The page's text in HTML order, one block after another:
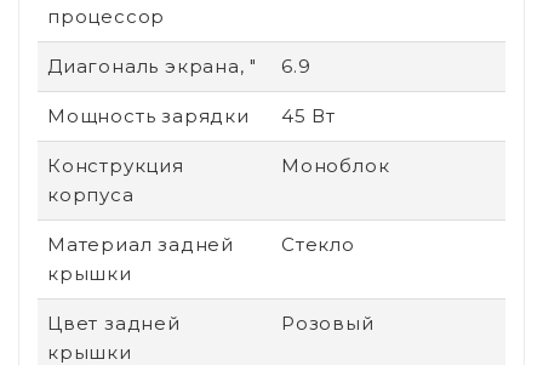
процессор
Диагональ экрана, " 6.9
Мощность зарядки 45 Вт
Конструкция
корпуса
Моноблок
Материал задней
крышки
Стекло
Цвет задней
крышки
Розовый